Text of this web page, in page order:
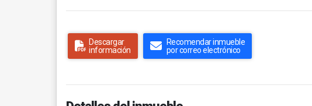
Descargar
información
Recomendar inmueble
por correo electrónico